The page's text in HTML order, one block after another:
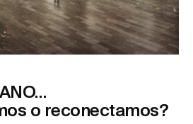
o reconectamos?